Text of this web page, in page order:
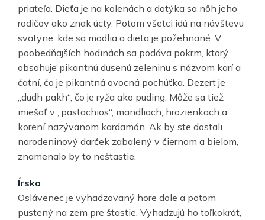
priateľa. Dieťa je na kolenách a dotýka sa nôh jeho
rodičov ako znak úcty. Potom všetci idú na návštevu
svätyne, kde sa modlia a dieťa je požehnané. V
poobedňajších hodinách sa podáva pokrm, ktorý
obsahuje pikantnú dusenú zeleninu s názvom karí a
čatní, čo je pikantná ovocná pochúťka. Dezert je
„dudh pakh“, čo je ryža ako puding. Môže sa tiež
miešať v „pastachios“, mandliach, hrozienkach a
korení nazývanom kardamón. Ak by ste dostali
narodeninový darček zabalený v čiernom a bielom,
znamenalo by to nešťastie.
Írsko
Oslávenec je vyhadzovaný hore dole a potom
pustený na zem pre šťastie. Vyhadzujú ho toľkokrát,